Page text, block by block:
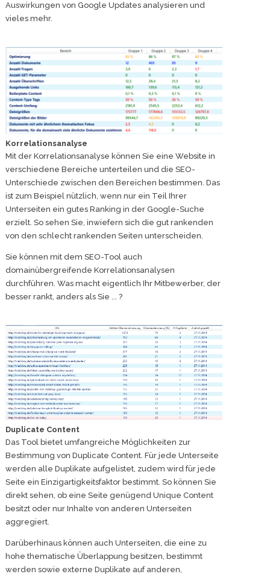
Auswirkungen von Google Updates analysieren und
vieles mehr.
Korrelationsanalyse
Mit der Korrelationsanalyse können Sie eine Website in
verschiedene Bereiche unterteilen und die SEO-
Unterschiede zwischen den Bereichen bestimmen. Das
ist zum Beispiel nützlich, wenn nur ein Teil Ihrer
Unterseiten ein gutes Ranking in der Google-Suche
erzielt. So sehen Sie, inwiefern sich die gut rankenden
von den schlecht rankenden Seiten unterscheiden.
Sie können mit dem SEO-Tool auch
domainübergreifende Korrelationsanalysen
durchführen. Was macht eigentlich Ihr Mitbewerber, der
besser rankt, anders als Sie ... ?
Duplicate Content
Das Tool bietet umfangreiche Möglichkeiten zur
Bestimmung von Duplicate Content. Für jede Unterseite
werden alle Duplikate aufgelistet, zudem wird für jede
Seite ein Einzigartigkeitsfaktor bestimmt. So können Sie
direkt sehen, ob eine Seite genügend Unique Content
besitzt oder nur Inhalte von anderen Unterseiten
aggregiert.
Darüberhinaus können auch Unterseiten, die eine zu
hohe thematische Überlappung besitzen, bestimmt
werden sowie externe Duplikate auf anderen,